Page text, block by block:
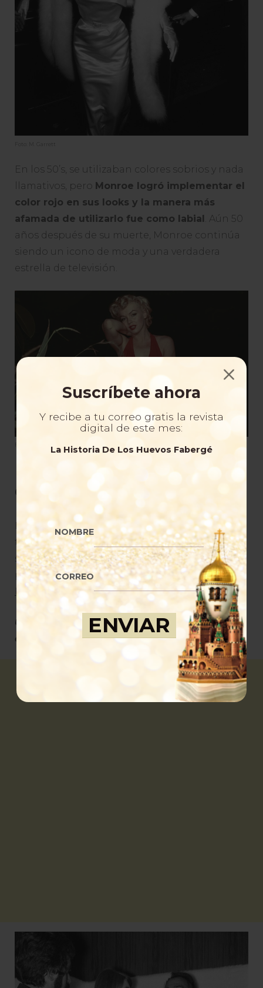
Suscríbete ahora
Y recibe a tu correo gratis la revista
digital de este mes:
La Historia De Los Huevos Fabergé
NOMBRE
CORREO
Foto: M. Garrett
En los 50’s, se utilizaban colores sobrios y nada
llamativos, pero Monroe logró implementar el
color rojo en sus looks y la manera más
afamada de utilizarlo fue como labial
. Aún 50
años después de su muerte, Monroe continúa
siendo un icono de moda y una verdadera
estrella de televisión.
Foto: Baron/Hulton Archive/Getty Images
6. Françoise Hardy
La modelo, actriz y cantautora, Françoise Hardy,
tuvo su mejor época en los 60’s. Comenzaron a
surgir fotografías donde se le veía vestir
prendas de diseñadores como
Christian Dior,
Paco RabanneyCourrèges.
Utilizando un estilo futurista con colores metálicos,
ella logró ser un gran icono de la moda.